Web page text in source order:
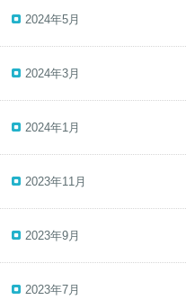
2024年5月
2024年3月
2024年1月
2023年11月
2023年9月
2023年7月